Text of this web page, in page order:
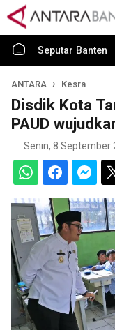
Seputar Banten
ANTARA Kesra
Disdik Kota
PAUD
Senin, 8 September